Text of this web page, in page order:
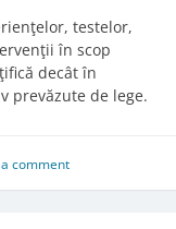
testelor,
în scop
decât în
prevăzute de lege.
comment